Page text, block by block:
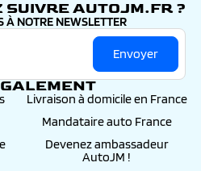
SUIVRE AUTOJM.FR ?
À NOTRE NEWSLETTER
Envoyer
Livraison à domicile en France
Mandataire auto France
Devenez ambassadeur
AutoJM !